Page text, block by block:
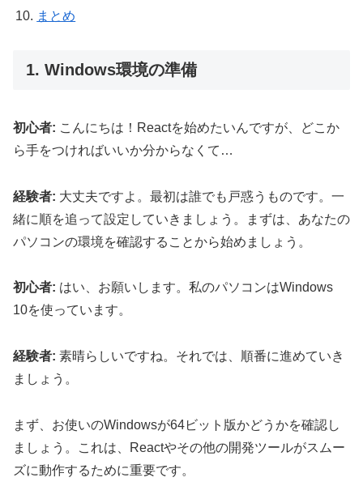
まとめ
1. Windows環境の準備
初心者: こんにちは！Reactを始めたいんですが、どこか
ら手をつければいいか分からなくて…
経験者: 大丈夫ですよ。最初は誰でも戸惑うものです。一
緒に順を追って設定していきましょう。まずは、あなたの
パソコンの環境を確認することから始めましょう。
初心者: はい、お願いします。私のパソコンはWindows
10を使っています。
経験者: 素晴らしいですね。それでは、順番に進めていき
ましょう。
まず、お使いのWindowsが64ビット版かどうかを確認し
ましょう。これは、Reactやその他の開発ツールがスムー
ズに動作するために重要です。